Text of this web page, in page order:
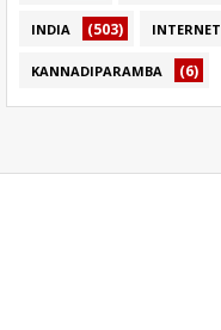
INDIA (503) INTERNET
KANNADIPARAMBA (6)